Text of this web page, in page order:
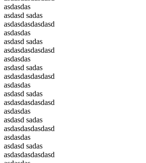
asdasdas
asdasd sadas
asdasdasdasdasd
asdasdas
asdasd sadas
asdasdasdasdasd
asdasdas
asdasd sadas
asdasdasdasdasd
asdasdas
asdasd sadas
asdasdasdasdasd
asdasdas
asdasd sadas
asdasdasdasdasd
asdasdas
asdasd sadas
asdasdasdasdasd